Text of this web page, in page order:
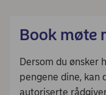
Book møte
Dersom du ønsker
pengene dine, kan
autoriserte